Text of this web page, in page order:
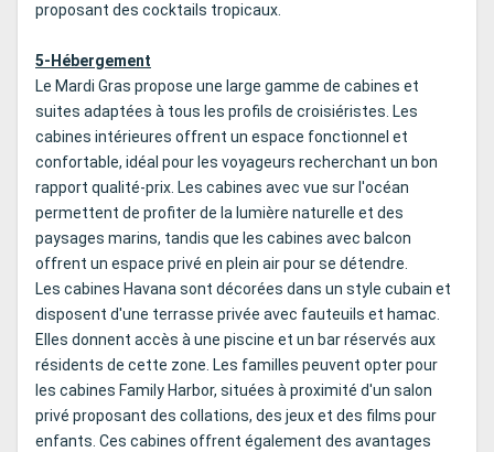
proposant des cocktails tropicaux.
5-Hébergement
Le Mardi Gras propose une large gamme de cabines et
suites adaptées à tous les profils de croisiéristes. Les
cabines intérieures offrent un espace fonctionnel et
confortable, idéal pour les voyageurs recherchant un bon
rapport qualité-prix. Les cabines avec vue sur l'océan
permettent de profiter de la lumière naturelle et des
paysages marins, tandis que les cabines avec balcon
offrent un espace privé en plein air pour se détendre.
Les cabines Havana sont décorées dans un style cubain et
disposent d'une terrasse privée avec fauteuils et hamac.
Elles donnent accès à une piscine et un bar réservés aux
résidents de cette zone. Les familles peuvent opter pour
les cabines Family Harbor, situées à proximité d'un salon
privé proposant des collations, des jeux et des films pour
enfants. Ces cabines offrent également des avantages